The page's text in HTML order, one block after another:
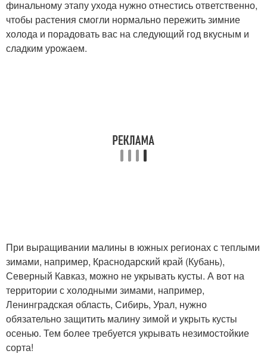
финальному этапу ухода нужно отнестись ответственно,
чтобы растения смогли нормально пережить зимние
холода и порадовать вас на следующий год вкусным и
сладким урожаем.
При выращивании малины в южных регионах с теплыми
зимами, например, Краснодарский край (Кубань),
Северный Кавказ, можно не укрывать кусты. А вот на
территории с холодными зимами, например,
Ленинградская область, Сибирь, Урал, нужно
обязательно защитить малину зимой и укрыть кусты
осенью. Тем более требуется укрывать незимостойкие
сорта!